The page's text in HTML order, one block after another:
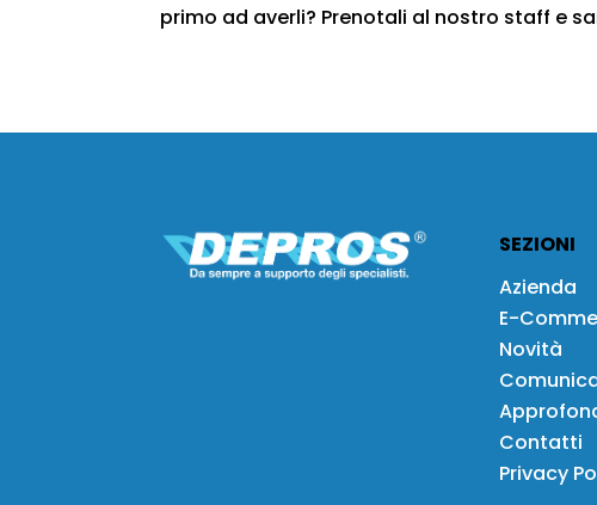
primo ad averli? Prenotali al nostro staff e
SEZIONI
Azienda
E-
Novità
Contatti
Privacy